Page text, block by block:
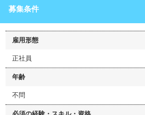
募集条件
雇用形態
正社員
年齢
不問